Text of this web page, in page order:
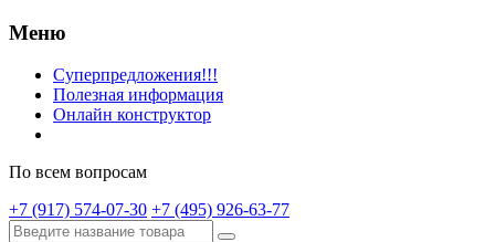
Меню
Суперпредложения!!!
Полезная информация
Онлайн конструктор
По всем вопросам
+7 (917) 574-07-30 +7 (495) 926-63-77